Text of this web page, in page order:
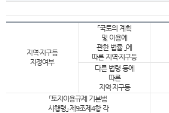
지역·지구등
지정여부
「국토의 계획
및 이용에
관한 법률 」에
따른 지역·지구등
다른 법령 등에
따른
지역·지구등
「토지이용규제 기본법
시행령」 제9조제4항 각